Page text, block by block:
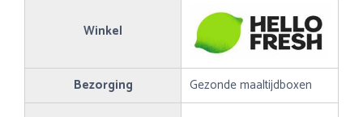
Winkel
Bezorging Gezonde maaltijdboxen